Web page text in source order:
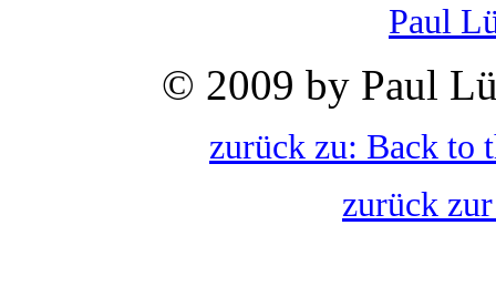
Paul
© 2009 by Paul
zurück zu: Back to
zurück